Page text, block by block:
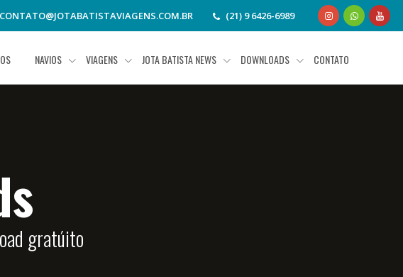
CONTATO@JOTABATISTAVIAGENS.COM.BR (21) 9 6426-6989
NAVIOS VIAGENS JOTA BATISTA NEWS DOWNLOADS CONTATO
gratúito